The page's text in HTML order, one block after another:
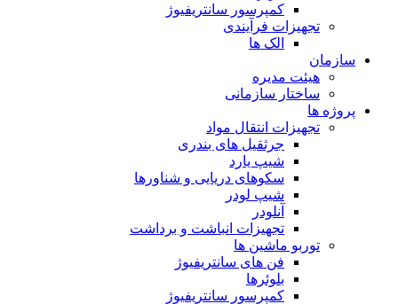
کمپرسور سانتریفیوژ
تجهیزات فرآیندی
الک ها
سازمان
هيئت مديره
ساختار سازمانی
پروژه ها
تجهيزات انتقال مواد
جرثقيل های بندری
شيپ يارد
سكوهای دريايی و شناورها
شيپ لودر
آنلودر
تجهيزات انباشت و برداشت
توربو ماشين ها
فن های سانتريفيوژ
بلوئرها
کمپرسور سانتریفیوژ